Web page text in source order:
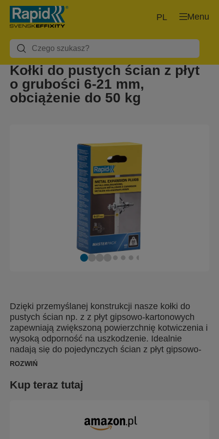
Menu
PL
Kołki do pustych ścian z płyt
o grubości 6-21 mm,
obciążenie do 50 kg
Dzięki przemyślanej konstrukcji nasze kołki do
pustych ścian np. z z płyt gipsowo-kartonowych
zapewniają zwiększoną powierzchnię kotwiczenia i
wysoką odporność na uszkodzenie. Idealnie
nadają się do pojedynczych ścian z płyt gipsowo-
kartonowych, płyt wiórowych i pilśniowych, a także
grubości od 6-21 mm. Nasze kołki do pustych
ścian są dostarczane z wiertłem i bitem w
zbiorczych), co pomaga osiągnąć doskonałe
wyniki. Dla szybkich i bezproblemowych rezultatów
ROZWIŃ
Kup teraz tutaj